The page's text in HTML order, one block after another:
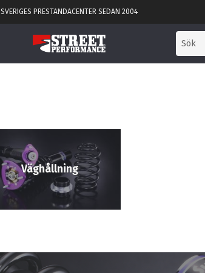
SVERIGES PRESTANDACENTER SEDAN 2004
Väghållning